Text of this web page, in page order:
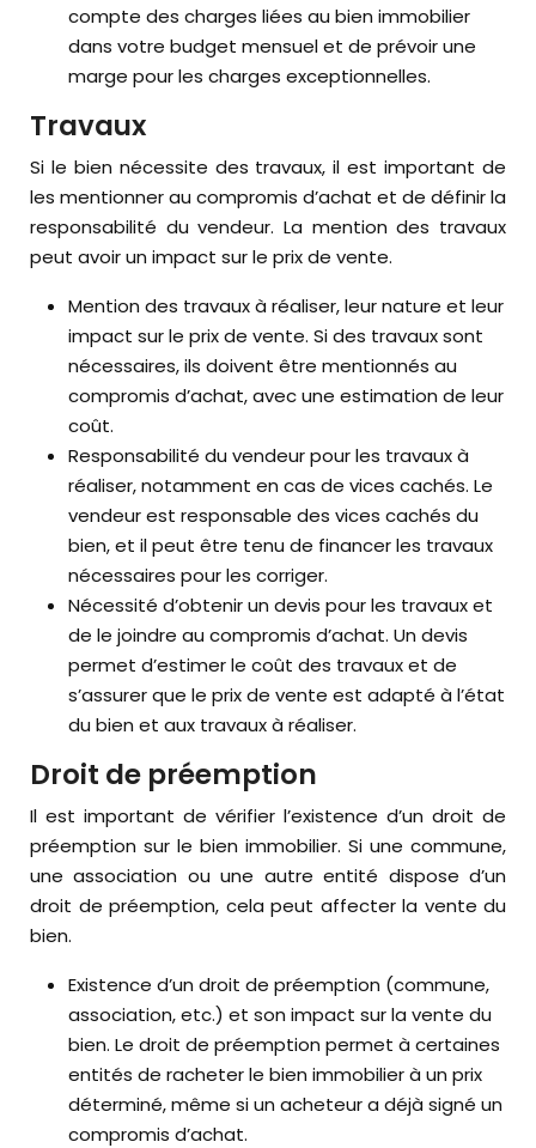
compte des charges liées au bien immobilier
dans votre budget mensuel et de prévoir une
marge pour les charges exceptionnelles.
Travaux
Si le bien nécessite des travaux, il est important de
les mentionner au compromis d’achat et de définir la
responsabilité du vendeur. La mention des travaux
peut avoir un impact sur le prix de vente.
Mention des travaux à réaliser, leur nature et leur
impact sur le prix de vente. Si des travaux sont
nécessaires, ils doivent être mentionnés au
compromis d’achat, avec une estimation de leur
coût.
Responsabilité du vendeur pour les travaux à
réaliser, notamment en cas de vices cachés. Le
vendeur est responsable des vices cachés du
bien, et il peut être tenu de financer les travaux
nécessaires pour les corriger.
Nécessité d’obtenir un devis pour les travaux et
de le joindre au compromis d’achat. Un devis
permet d’estimer le coût des travaux et de
s’assurer que le prix de vente est adapté à l’état
du bien et aux travaux à réaliser.
Droit de préemption
Il est important de vérifier l’existence d’un droit de
préemption sur le bien immobilier. Si une commune,
une association ou une autre entité dispose d’un
droit de préemption, cela peut affecter la vente du
bien.
Existence d’un droit de préemption (commune,
association, etc.) et son impact sur la vente du
bien. Le droit de préemption permet à certaines
entités de racheter le bien immobilier à un prix
déterminé, même si un acheteur a déjà signé un
compromis d’achat.